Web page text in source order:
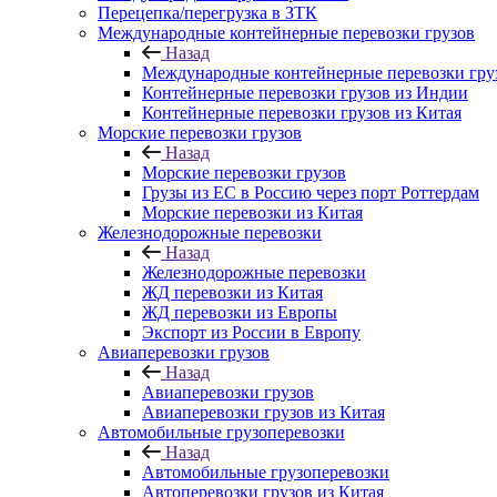
Перецепка/перегрузка в ЗТК
Международные контейнерные перевозки грузов
Назад
Международные контейнерные перевозки
Контейнерные перевозки грузов из Индии
Контейнерные перевозки грузов из Китая
Морские перевозки грузов
Назад
Морские перевозки грузов
Грузы из ЕС в Россию через порт Роттердам
Морские перевозки из Китая
Железнодорожные перевозки
Назад
Железнодорожные перевозки
ЖД перевозки из Китая
ЖД перевозки из Европы
Экспорт из России в Европу
Авиаперевозки грузов
Назад
Авиаперевозки грузов
Авиаперевозки грузов из Китая
Автомобильные грузоперевозки
Назад
Автомобильные грузоперевозки
Автоперевозки грузов из Китая